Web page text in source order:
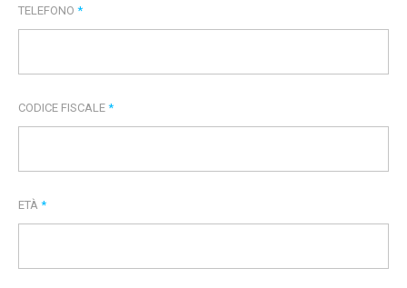
TELEFONO *
CODICE FISCALE *
ETÀ *